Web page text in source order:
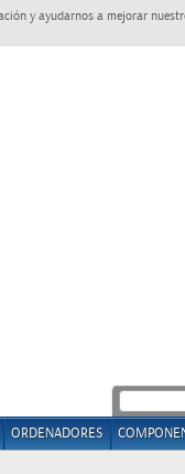
y ayudarnos a mejorar
ORDENADORES